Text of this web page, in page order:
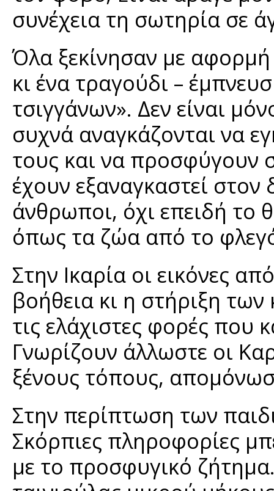
συνέχεια τη σωτηρία σε
Όλα ξεκίνησαν με
κι ένα τραγούδι –
τσιγγάνων». Δεν είναι
συχνά αναγκάζονται να
τους και να προσφύγουν
έχουν εξαναγκαστεί
άνθρωποι, όχι επειδή το
όπως τα ζώα από το
Στην Ικαρία οι εικόνες
βοήθεια κι η στήριξη
τις ελάχιστες φορές
Γνωρίζουν άλλωστε οι
ξένους τόπους,
Στην περίπτωση των
Σκόρπιες πληροφορίες
με το προσφυγικό